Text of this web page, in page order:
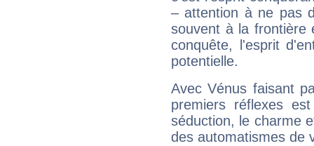
– attention à ne pas
souvent à la frontière
conquête, l'esprit
potentielle.
Avec Vénus faisant
premiers réflexes
séduction, le charme
des automatismes de